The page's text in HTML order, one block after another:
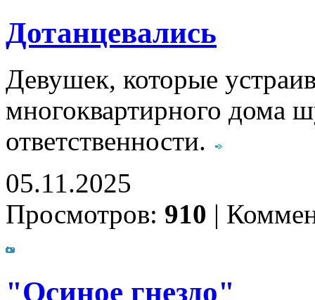
Дотанцевались
Девушек, которые
многоквартирного дома
ответственности.
05.11.2025
Просмотров: 910 |
"Осиное гнездо"